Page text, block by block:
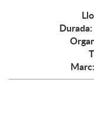
Durada:
Marc: